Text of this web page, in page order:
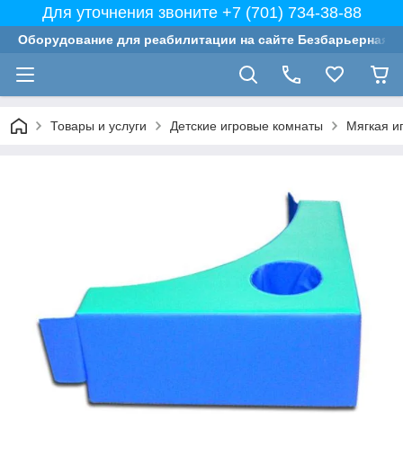
Для уточнения звоните +7 (701) 734-38-88
Оборудование для реабилитации на сайте Безбарьерная
Товары и услуги Детские игровые комнаты Мягкая